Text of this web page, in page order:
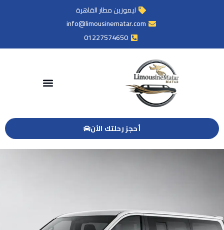
ليموزين مطار القاهرة
info@limousinematar.com
01227574650
أحجز رحلتك الأن